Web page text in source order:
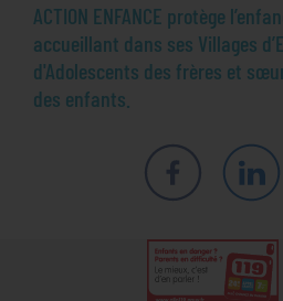
ACTION ENFANCE protège
accueillant dans ses Villages
d'Adolescents des frères et
des enfants.